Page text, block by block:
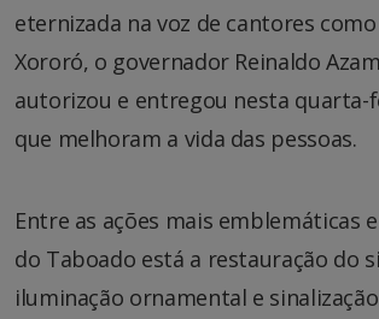
eternizada na voz de cantores
Xororó, o governador Reinaldo
autorizou e entregou nesta quarta-
que melhoram a vida das pessoas.
Entre as ações mais emblemáticas
do Taboado está a restauração do
iluminação ornamental e